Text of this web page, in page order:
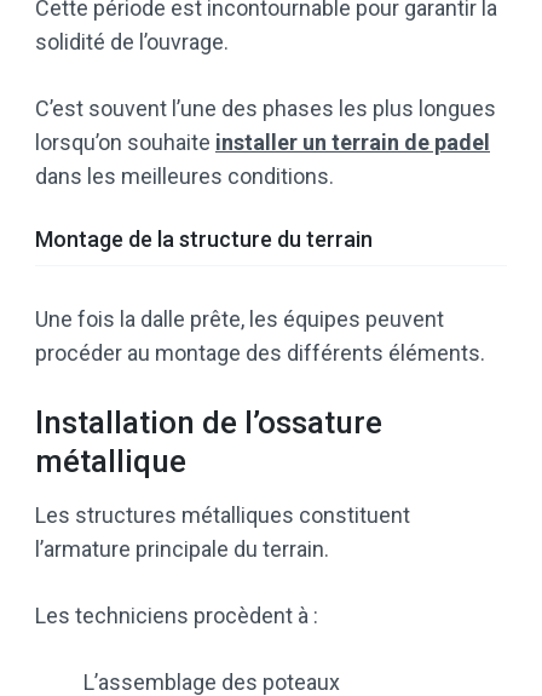
Cette période est incontournable pour garantir la
solidité de l’ouvrage.
C’est souvent l’une des phases les plus longues
lorsqu’on souhaite installer un terrain de padel
dans les meilleures conditions.
Montage de la structure du terrain
Une fois la dalle prête, les équipes peuvent
procéder au montage des différents éléments.
Installation de l’ossature
métallique
Les structures métalliques constituent
l’armature principale du terrain.
Les techniciens procèdent à :
L’assemblage des poteaux